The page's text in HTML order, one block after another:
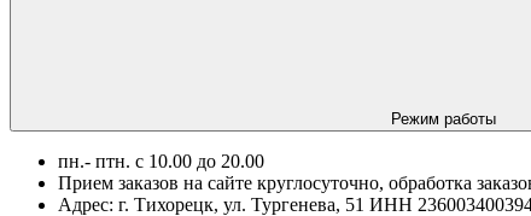
Режим работы
пн.- птн. c 10.00 до 20.00
Прием заказов на сайте круглосуточно, обработка
Адрес: г. Тихорецк, ул. Тургенева, 51 ИНН